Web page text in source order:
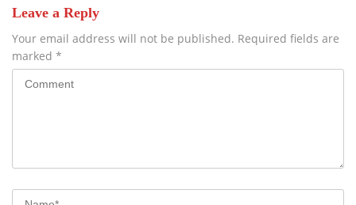
Leave a Reply
Your email address will not be published. Required fields are
marked *